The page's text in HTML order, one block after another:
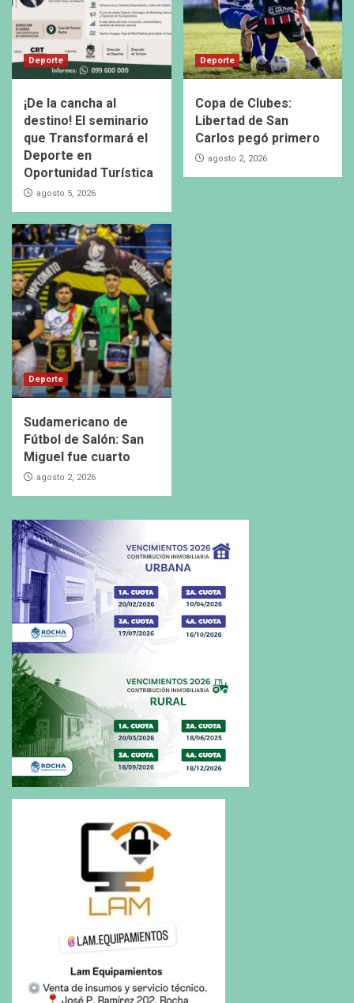
Deporte
¡De la cancha al
destino! El seminario
que Transformará el
Deporte en
Oportunidad Turística
agosto 5, 2026
Deporte
Copa de Clubes:
Libertad de San
Carlos pegó primero
agosto 2, 2026
Deporte
Sudamericano de
Fútbol de Salón: San
Miguel fue cuarto
agosto 2, 2026